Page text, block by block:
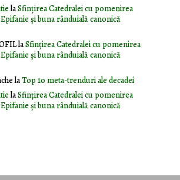
laSfințirea Catedralei cu pomenirea
și buna rânduială canonică
laSfințirea Catedralei cu pomenirea
și buna rânduială canonică
laTop 10 meta-trenduri ale decadei
laSfințirea Catedralei cu pomenirea
și buna rânduială canonică